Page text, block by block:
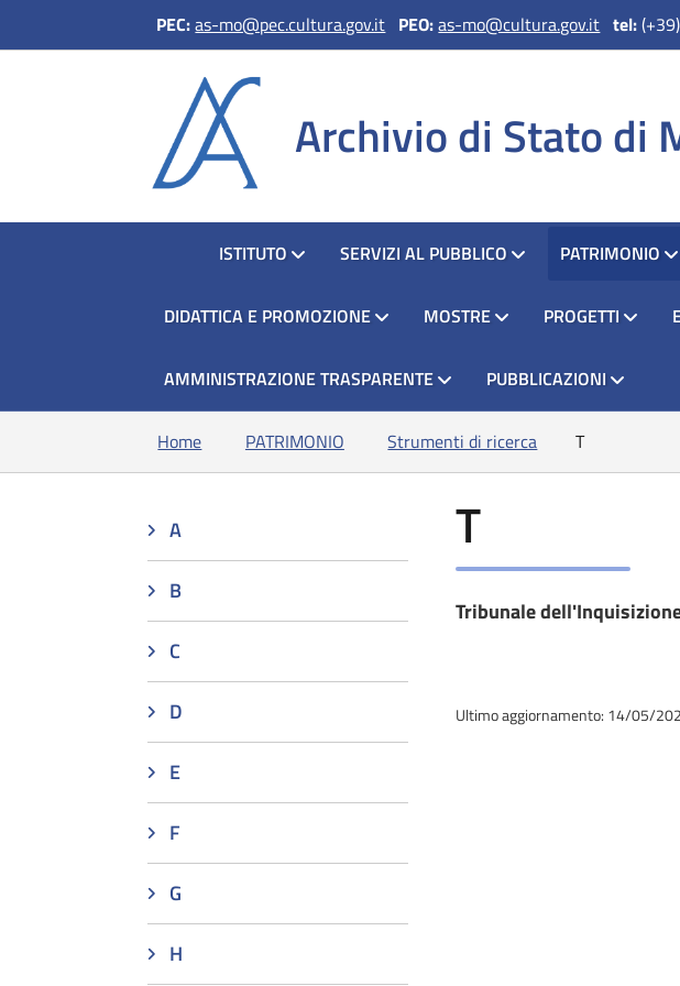
PEC:as-mo@pec.cultura.gov.it PEO:as-mo@cultura.gov.it tel:
Archivio di Stato di
HOMEISTITUTO SERVIZI AL PUBBLICO PATRIMONIO
DIDATTICA E PROMOZIONE MOSTRE PROGETTI
AMMINISTRAZIONE TRASPARENTE PUBBLICAZIONI
Home PATRIMONIO Strumenti di ricerca T
A
B
C
D
E
F
G
H
T
Tribunale
Ultimo aggiornamento: 14/05/